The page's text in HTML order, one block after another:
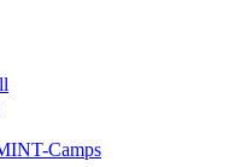
Camps